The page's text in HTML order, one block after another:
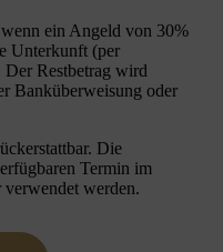
ein Angeld von 30%
Unterkunft (per
Der Restbetrag wird
Banküberweisung oder
Die
Termin im
verwendet werden.